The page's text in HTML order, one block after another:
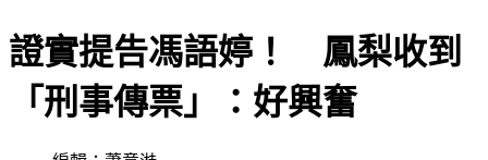
證實提告馮語婷！ 鳳梨收到
「刑事傳票」：好興奮